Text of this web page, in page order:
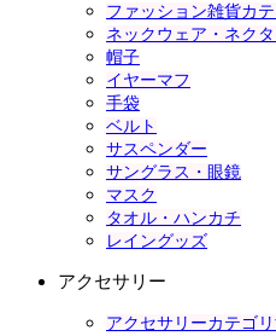
ファッション雑貨カ
ネックウェア・ネクタ
帽子
イヤーマフ
手袋
ベルト
サスペンダー
サングラス・眼鏡
マスク
タオル・ハンカチ
レイングッズ
アクセサリー
アクセサリーカテゴ